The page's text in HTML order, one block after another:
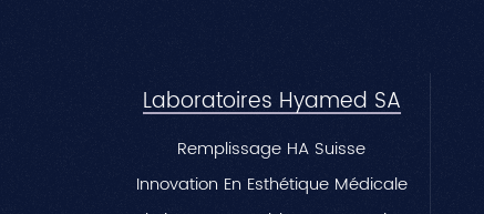
Laboratoires Hyamed SA
Remplissage HA Suisse
Innovation En Esthétique Médicale